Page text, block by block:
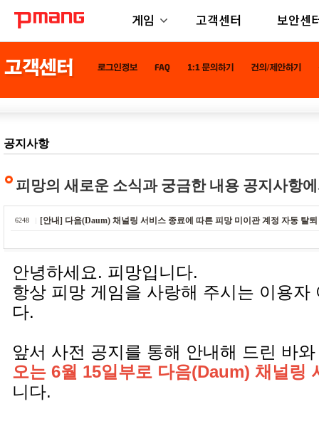
게임 고객센터 보안센
공지사항
피망의 새로운 소식과 궁금한 내용 공지사항
6248 [안내] 다음(Daum) 채널링 서비스 종료에 따른 피망 미이관 계정 자동 탈
안녕하세요. 피망입니다.
항상 피망 게임을 사랑해 주시는 이용자
다.
앞서 사전 공지를 통해 안내해 드린 바
오는 6월 15일부로 다음(Daum) 채널링
니다.